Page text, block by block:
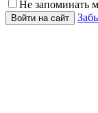
Не запоминать
Войти на сайт